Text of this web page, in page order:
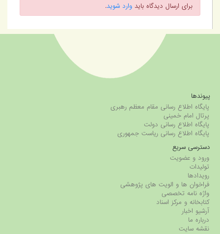
برای ارسال دیدگاه بایدوارد شوید.
پیوندها
پایگاه اطلاع رسانی مقام معظم رهبری
پرتال امام خمینی
پایگاه اطلاع رسانی دولت
پایگاه اطلاع رسانی ریاست جمهوری
دسترسی سریع
ورود و عضویت
تولیدات
رویدادها
فراخوان ها و الویت های پژوهشی
واژه نامه تخصصی
کتابخانه و مرکز اسناد
آرشیو اخبار
درباره ما
نقشه سایت